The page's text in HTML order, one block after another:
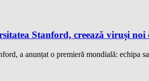
Stanford, creează viruși
a anunțat o premieră mondială: echipa